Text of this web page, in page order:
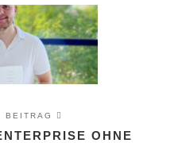
BEITRAG
OHNE